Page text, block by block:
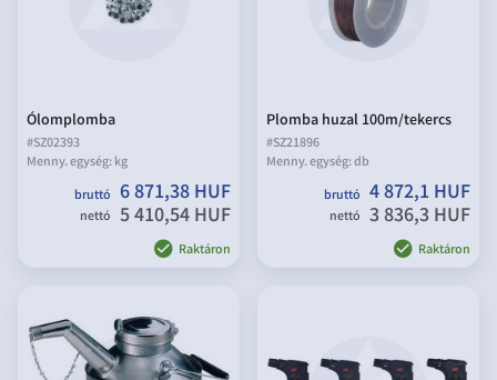
Ólomplomba
#SZ02393
Menny. egység:kg
bruttó 6 871,38 HUF
nettó 5 410,54 HUF
Raktáron
Plomba huzal 100m/tekercs
#SZ21896
Menny. egység:db
bruttó 4 872,1 HUF
nettó 3 836,3 HUF
Raktáron